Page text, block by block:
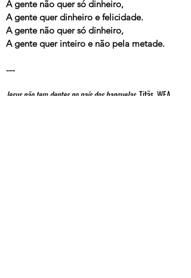
A gente não quer só dinheiro,
A gente quer dinheiro e felicidade.
A gente não quer só dinheiro,
A gente quer inteiro e não pela metade.
---
Jesus não tem dentes no país dos banguelas, Titãs, WEA,